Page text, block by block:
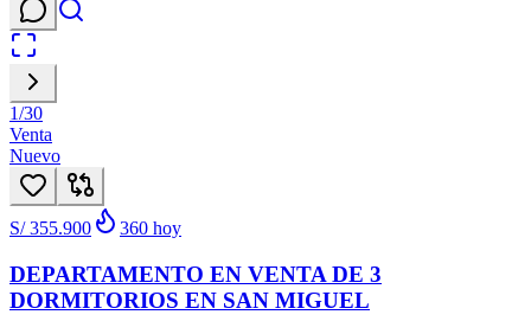
1/30
Venta
Nuevo
S/ 355.900 360 hoy
DEPARTAMENTO EN VENTA DE 3
DORMITORIOS EN SAN MIGUEL